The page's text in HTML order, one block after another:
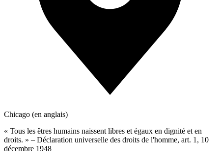
Chicago (en anglais)
« Tous les êtres humains naissent libres et égaux en dignité et en
droits. » – Déclaration universelle des droits de l'homme, art. 1, 10
décembre 1948